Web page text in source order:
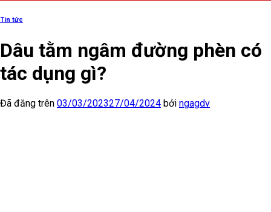
Tin tức
Dâu tằm ngâm đường phèn có
tác dụng gì?
Đã đăng trên 03/03/202327/04/2024 bởi ngagdv